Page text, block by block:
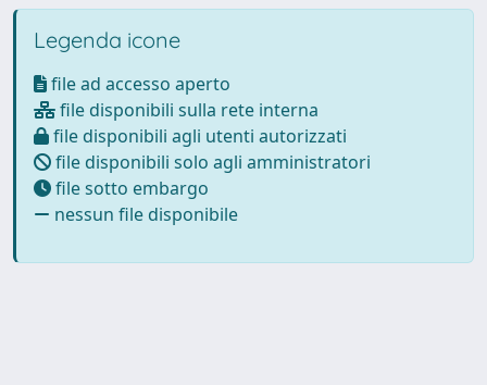
Legenda icone
file ad accesso aperto
file disponibili sulla rete interna
file disponibili agli utenti autorizzati
file disponibili solo agli amministratori
file sotto embargo
nessun file disponibile